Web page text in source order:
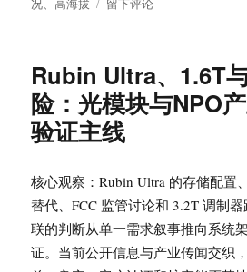
况、高海拔
线
难
度
怎
看？
再
只
看
留下评论
Rubin Ultra、1.6T
险：光模块与NPO
验证主线
核心观察：Rubin Ultra 的存储配置
替代、FCC 监管讨论和 3.2T 调制
联的判断从单一需求叙事推向系统
证。当前公开信息与产业传闻交织